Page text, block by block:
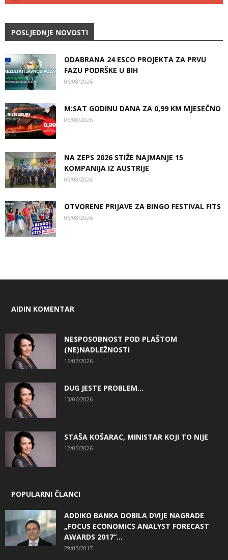
POSLJEDNJE NOVOSTI
ODABRANA 24 ESCO PROJEKTA ZA PRVU
FAZU PODRŠKE U BIH
06/08/2026
M:SAT GODINU DANA ZA 0,99 KM MJESEČNO
06/08/2026
NA ZEPS 2026 STIŽE NAJMANJE 15
KOMPANIJA IZ AUSTRIJE
06/08/2026
OTVORENE PRIJAVE ZA BINGO FESTIVAL FITS
06/08/2026
AIDIN KOMENTAR
NESPOSOBNOST POD PLAŠTOM
(NE)NADLEŽNOSTI
16/07/2026
DUG JESTE PROBLEM…
13/06/2026
STAŠA KOŠARAC, MINISTAR KOJI TO NIJE
12/05/2026
POPULARNI ČLANCI
ADDIKO BANKA DOBILA DVIJE NAGRADE
„FOCUS ECONOMICS ANALYST FORECAST
AWARDS 2017“...
29/05/2017